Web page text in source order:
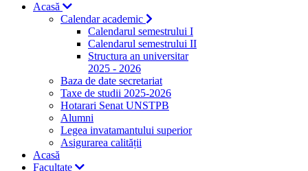
Acasă
Calendar academic
Calendarul semestrului I
Calendarul semestrului II
Structura an universitar
2025 - 2026
Baza de date secretariat
Taxe de studii 2025-2026
Hotarari Senat UNSTPB
Alumni
Legea invatamantului superior
Asigurarea calității
Acasă
Facultate